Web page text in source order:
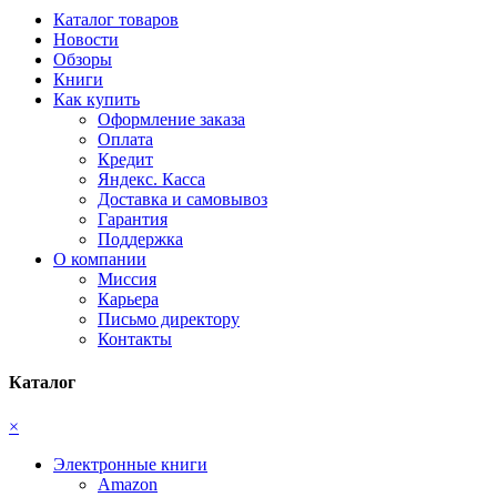
Каталог товаров
Новости
Обзоры
Книги
Как купить
Оформление заказа
Оплата
Кредит
Яндекс. Касса
Доставка и самовывоз
Гарантия
Поддержка
О компании
Миссия
Карьера
Письмо директору
Контакты
Каталог
×
Электронные книги
Amazon